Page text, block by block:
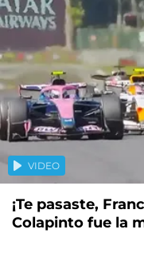
VIDEO
¡Te pasaste,
Colapinto fue la